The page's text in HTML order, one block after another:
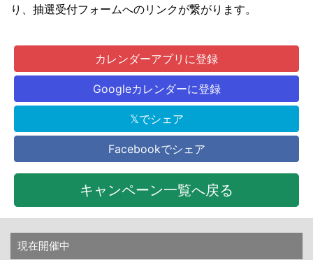
り、抽選受付フォームへのリンクが繋がります。
カレンダーアプリに登録
Googleカレンダーに登録
𝕏でシェア
Facebookでシェア
キャンペーン一覧へ戻る
現在開催中